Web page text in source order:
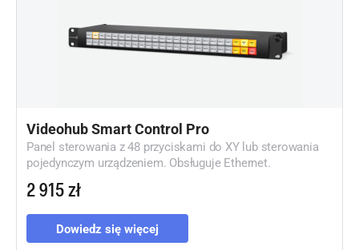
Videohub Smart Control Pro
Panel sterowania z 48 przyciskami do XY lub sterowania
pojedynczym urządzeniem. Obsługuje Ethernet.
2 915 zł
Dowiedz się więcej